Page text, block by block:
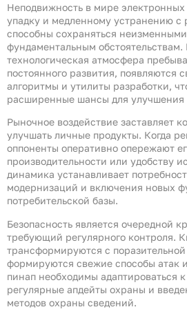
Неподвижность в мире
упадку и медленному устранению с
способны сохраняться
фундаментальным обстоятельствам.
технологическая атмосфера
постоянного развития, появляются
алгоритмы и утилиты разработки,
расширенные шансы для улучшения
Рыночное воздействие заставляет
улучшать личные продукты. Когда
оппоненты оперативно опережают
производительности или удобству
динамика устанавливает
модернизаций и включения новых
потребительской базы.
Безопасность является очередной
требующий регулярного контроля.
трансформируются с
формируются свежие способы атак
пинап необходимы адаптироваться
регулярные апдейты охраны и
методов охраны сведений.